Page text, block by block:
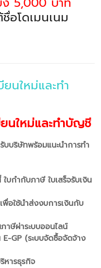
อโดเมนเนม
นใหม่และทำ
นใหม่และทำบัญชี
บริษัทพร้อมแนะนำการทำ
บกำกับภาษี ใบเสร็จรับเงิน
พื่อใช้นำส่งงบการเงินกับ
าษีผ่าระบบออนไลน์
GP (ระบบจัดซื้อจัดจ้าง
หารธุรกิจ